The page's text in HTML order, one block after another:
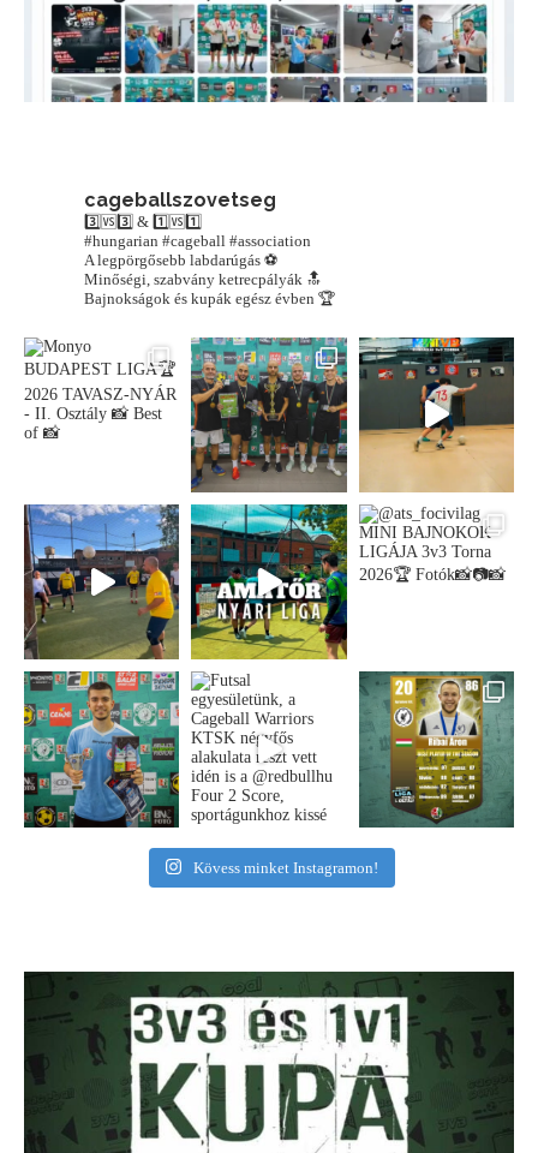
cageballszovetseg
3️⃣🆚3️⃣ & 1️⃣🆚1️⃣
#hungarian #cageball #association
A legpörgősebb labdarúgás ⚽️
Minőségi, szabvány ketrecpályák 🔝
Bajnokságok és kupák egész évben 🏆
Kövess minket Instagramon!